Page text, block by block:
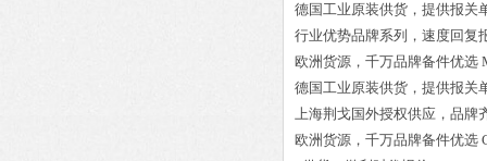
德国工业原装供货，提供报关
行业优势品牌系列，速度回复
欧洲货源，千万品牌备件优选
德国工业原装供货，提供报关
上海荆戈国外授权供应，品牌
欧洲货源，千万品牌备件优选